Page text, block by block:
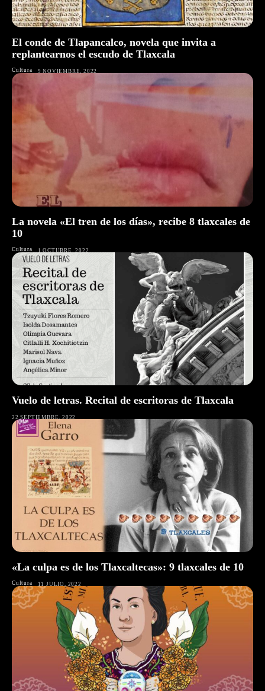
El conde de Tlapancalco, novela que invita a
replantearnos el escudo de Tlaxcala
Cultura 9 NOVIEMBRE, 2022
La novela «El tren de los días», recibe 8 tlaxcales de
10
Cultura 1 OCTUBRE, 2022
Vuelo de letras. Recital de escritoras de Tlaxcala
22 SEPTIEMBRE, 2022
«La culpa es de los Tlaxcaltecas»: 9 tlaxcales de 10
Cultura 11 JULIO, 2022